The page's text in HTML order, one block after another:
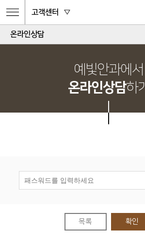
고객센터
온라인상담
예빛안과에서
온라인상담하기
목록 확인